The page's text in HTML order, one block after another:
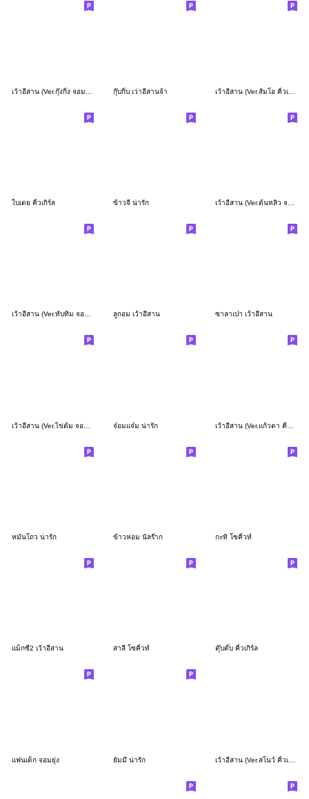
กุ๊บกิ๊บ เว่าอีสานจ้า เว้าอีสาน (Ver.ส้มโอ คิ้วเกิร์ล)
ใบเตย คิ้วเกิร์ล ข้าวจี่ น่ารัก
เว้าอีสาน (Ver.ทับทิม จอมซน) ลูกอม เว้าอีสาน ซาลาเปา เว้าอีสาน
จ๋อมแจ๋ม น่ารัก
หมั่นโถว น่ารัก ข้าวหอม นัลร๊าก กะทิ โซคิ้วท์
แม็กซี่2 เว้าอีสาน สาลี่ โซคิ้วท์ ตุ๊บตั๊บ คิ้วเกิร์ล
แฟนเด็ก จอมยุ่ง ยัมมี่ น่ารัก เว้าอีสาน (Ver.สโนว์ คิ้วเกิร์ล)